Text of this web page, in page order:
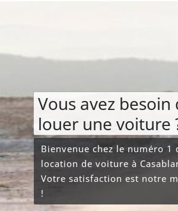
Vous avez besoin
louer une voiture
Bienvenue chez le numéro 1
location de voiture à
Votre satisfaction est notre
!